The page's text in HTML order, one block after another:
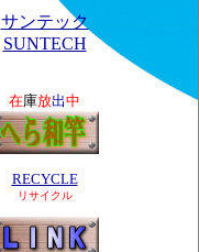
サンテック
SUNTECH
在庫放出中
RECYCLE
リサイクル